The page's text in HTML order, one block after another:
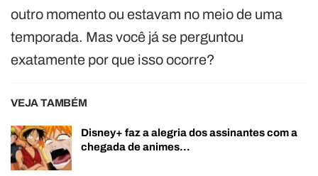
outro momento ou estavam no meio de uma
temporada. Mas você já se perguntou
exatamente por que isso ocorre?
VEJA TAMBÉM
Disney+ faz a alegria dos assinantes com a
chegada de animes…